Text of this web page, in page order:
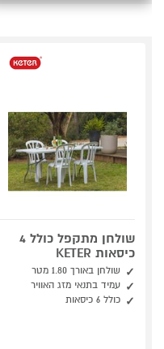
שולחן מתקפל כולל 4
כיסאות KETER
שולחן באורך 1.80 מטר
עמיד בתנאי מזג האוויר
כולל 6 כיסאות